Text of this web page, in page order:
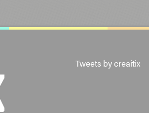
Tweets by creaitix